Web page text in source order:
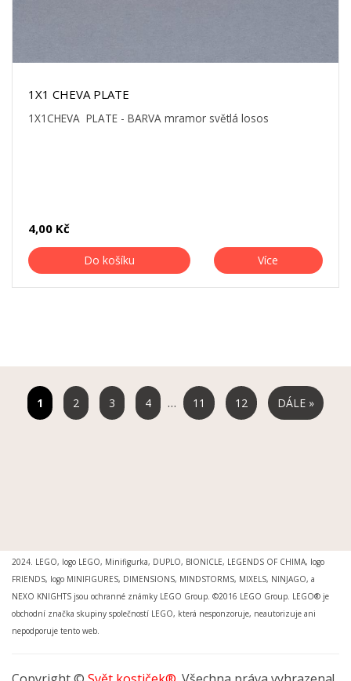
1X1 CHEVA PLATE
1X1CHEVA PLATE - BARVA mramor světlá losos
4,00 Kč
Do košíku Více
2 3 4 … 11 12 DÁLE »
2024. LEGO, logo LEGO, Minifigurka, DUPLO, BIONICLE, LEGENDS OF CHIMA, logo
FRIENDS, logo MINIFIGURES, DIMENSIONS, MINDSTORMS, MIXELS, NINJAGO, a
NEXO KNIGHTS jsou ochranné známky LEGO Group. ©2016 LEGO Group. LEGO® je
obchodní značka skupiny společností LEGO, která nesponzoruje, neautorizuje ani
nepodporuje tento web.